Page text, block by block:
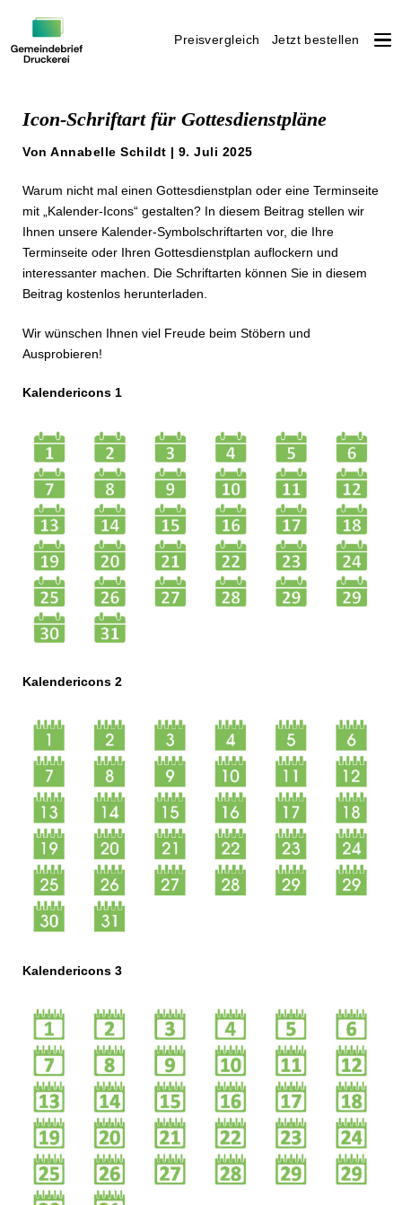
Preisvergleich Jetzt bestellen
InhaltIcon-Schriftart für Gottesdienstpläne
Von Annabelle Schildt | 9. Juli 2025
Warum nicht mal einen Gottesdienstplan oder eine Terminseite
mit „Kalender-Icons“ gestalten? In diesem Beitrag stellen wir
Ihnen unsere Kalender-Symbolschriftarten vor, die Ihre
Terminseite oder Ihren Gottesdienstplan auflockern und
interessanter machen. Die Schriftarten können Sie in diesem
Beitrag kostenlos herunterladen.
Wir wünschen Ihnen viel Freude beim Stöbern und
Ausprobieren!
Kalendericons 1
Kalendericons 2
Kalendericons 3